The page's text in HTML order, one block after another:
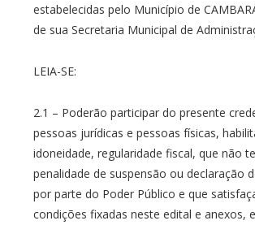
estabelecidas pelo Município de
de sua Secretaria Municipal de
LEIA-SE:
2.1 – Poderão participar do presente
pessoas jurídicas e pessoas físicas,
idoneidade, regularidade fiscal, que não
penalidade de suspensão ou declaração
por parte do Poder Público e que
condições fixadas neste edital e anexos,